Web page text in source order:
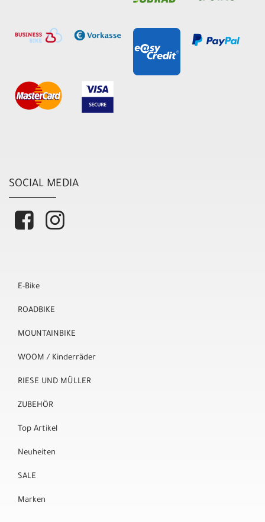
SOCIAL MEDIA
E-Bike
ROADBIKE
MOUNTAINBIKE
WOOM / Kinderräder
RIESE UND MÜLLER
ZUBEHÖR
Top Artikel
Neuheiten
SALE
Marken